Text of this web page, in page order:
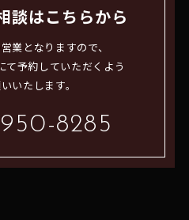
談はこちらから
業となりますので、
て予約していただくよう
いたします。
8285